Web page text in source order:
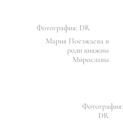
Фотография: DR
Мария Поезжаева в
роли княжны
Мирославы
Фотография:
DR